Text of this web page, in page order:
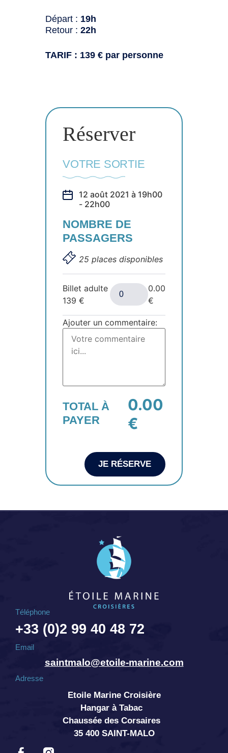
Départ : 19h
Retour : 22h
TARIF : 139 € par personne
Réserver
VOTRE SORTIE
12 août 2021 à 19h00
- 22h00
NOMBRE DE
PASSAGERS
25 places disponibles
Billet adulte
139€
0.00
€
Ajouter un commentaire:
TOTAL À
PAYER
0.00
€
JE RÉSERVE
Téléphone
+33 (0)2 99 40 48 72
Email
saintmalo@etoile-marine.com
Adresse
Etoile Marine Croisière
Hangar à Tabac
Chaussée des Corsaires
35 400 SAINT-MALO